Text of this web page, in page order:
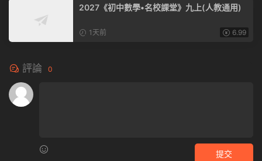
2027《初中數學•名校課堂》九上(人教通用)
1天前 6.99
評論 0
提交